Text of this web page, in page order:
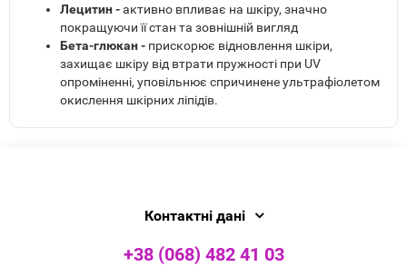
Лецитин -активно впливає на шкіру, значно
покращуючи її стан та зовнішній вигляд
Бета-глюкан - прискорює відновлення шкіри,
захищає шкіру від втрати пружності при UV
опроміненні, уповільнює спричинене ультрафіолетом
окислення шкірних ліпідів.
Контактні дані
+38 (068) 482 41 03